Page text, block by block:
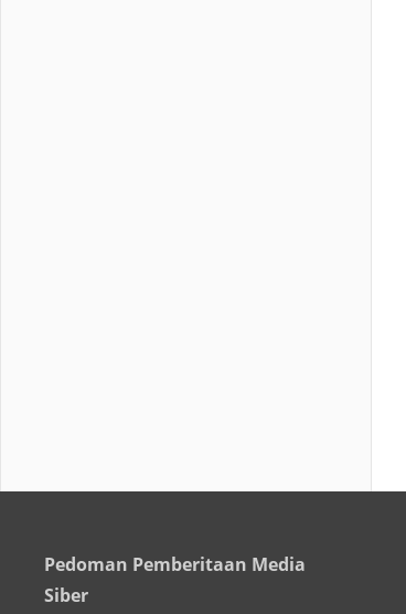
Pedoman Pemberitaan Media
Siber